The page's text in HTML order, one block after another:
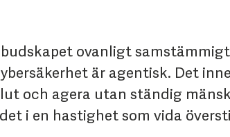
budskapet ovanligt
är agentisk. Det
och agera utan ständig
i en hastighet som vida